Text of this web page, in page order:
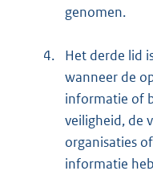
genomen.
4.
Het derde lid
wanneer de
informatie of
veiligheid, de
organisaties
informatie